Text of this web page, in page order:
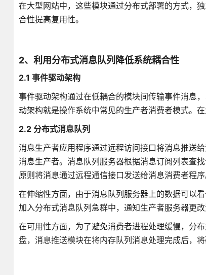
在大型网站中，这些模块通过分布式部署的方式，
合性提高复用性。
2、利用分布式消息队列降低系统耦合性
2.1 事件驱动架构
事件驱动架构通过在低耦合的模块间传输事件消息
动架构就是操作系统中常见的生产者消费者模式。
2.2 分布式消息队列
消息生产者应用程序通过远程访问接口将消息推送
消息生产者。消息队列服务器根据消息订阅列表查
原则将消息通过远程通信接口发送给消息消费者程序
在伸缩性方面，由于消息队列服务器上的数据可以
加入分布式消息队列急群中，通知生产者服务器更改
在可用性方面，为了避免消费者进程处理缓慢，分
盘，消息推送模块在将内存队列消息处理完成后，